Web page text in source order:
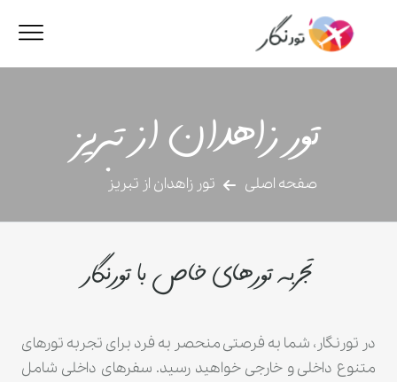
تور زاهدان از تبریز
صفحه اصلی تور زاهدان از تبریز
تجربه تورهای خاص با تورنگار
در تورنگار، شما به فرصتی منحصر به فرد برای تجربه تورهای
متنوع داخلی و خارجی خواهید رسید. سفرهای داخلی شامل